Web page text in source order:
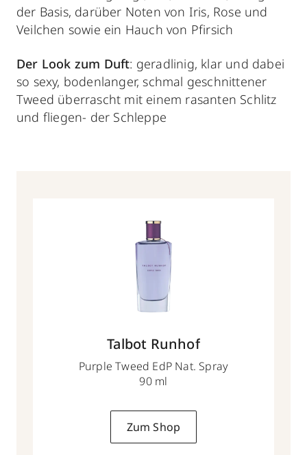
der Basis, darüber Noten von Iris, Rose und
Veilchen sowie ein Hauch von Pfirsich
Der Look zum Duft: geradlinig, klar und dabei
so sexy, bodenlanger, schmal geschnittener
Tweed überrascht mit einem rasanten Schlitz
und fliegen- der Schleppe
Talbot Runhof
Purple Tweed EdP Nat. Spray
90 ml
Zum Shop